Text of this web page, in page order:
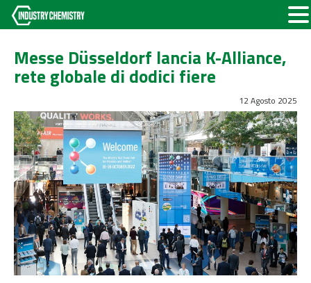
Messe Düsseldorf lancia K-Alliance,
rete globale di dodici fiere
12 Agosto 2025